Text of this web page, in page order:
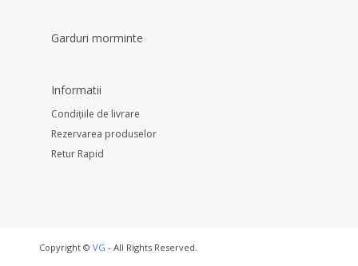
Garduri morminte
Informatii
Condițiile de livrare
Rezervarea produselor
Retur Rapid
Copyright © VG - All Rights Reserved.